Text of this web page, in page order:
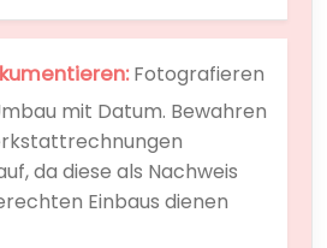
Fotografieren
mit Datum. Bewahren
da diese als Nachweis
Einbaus dienen